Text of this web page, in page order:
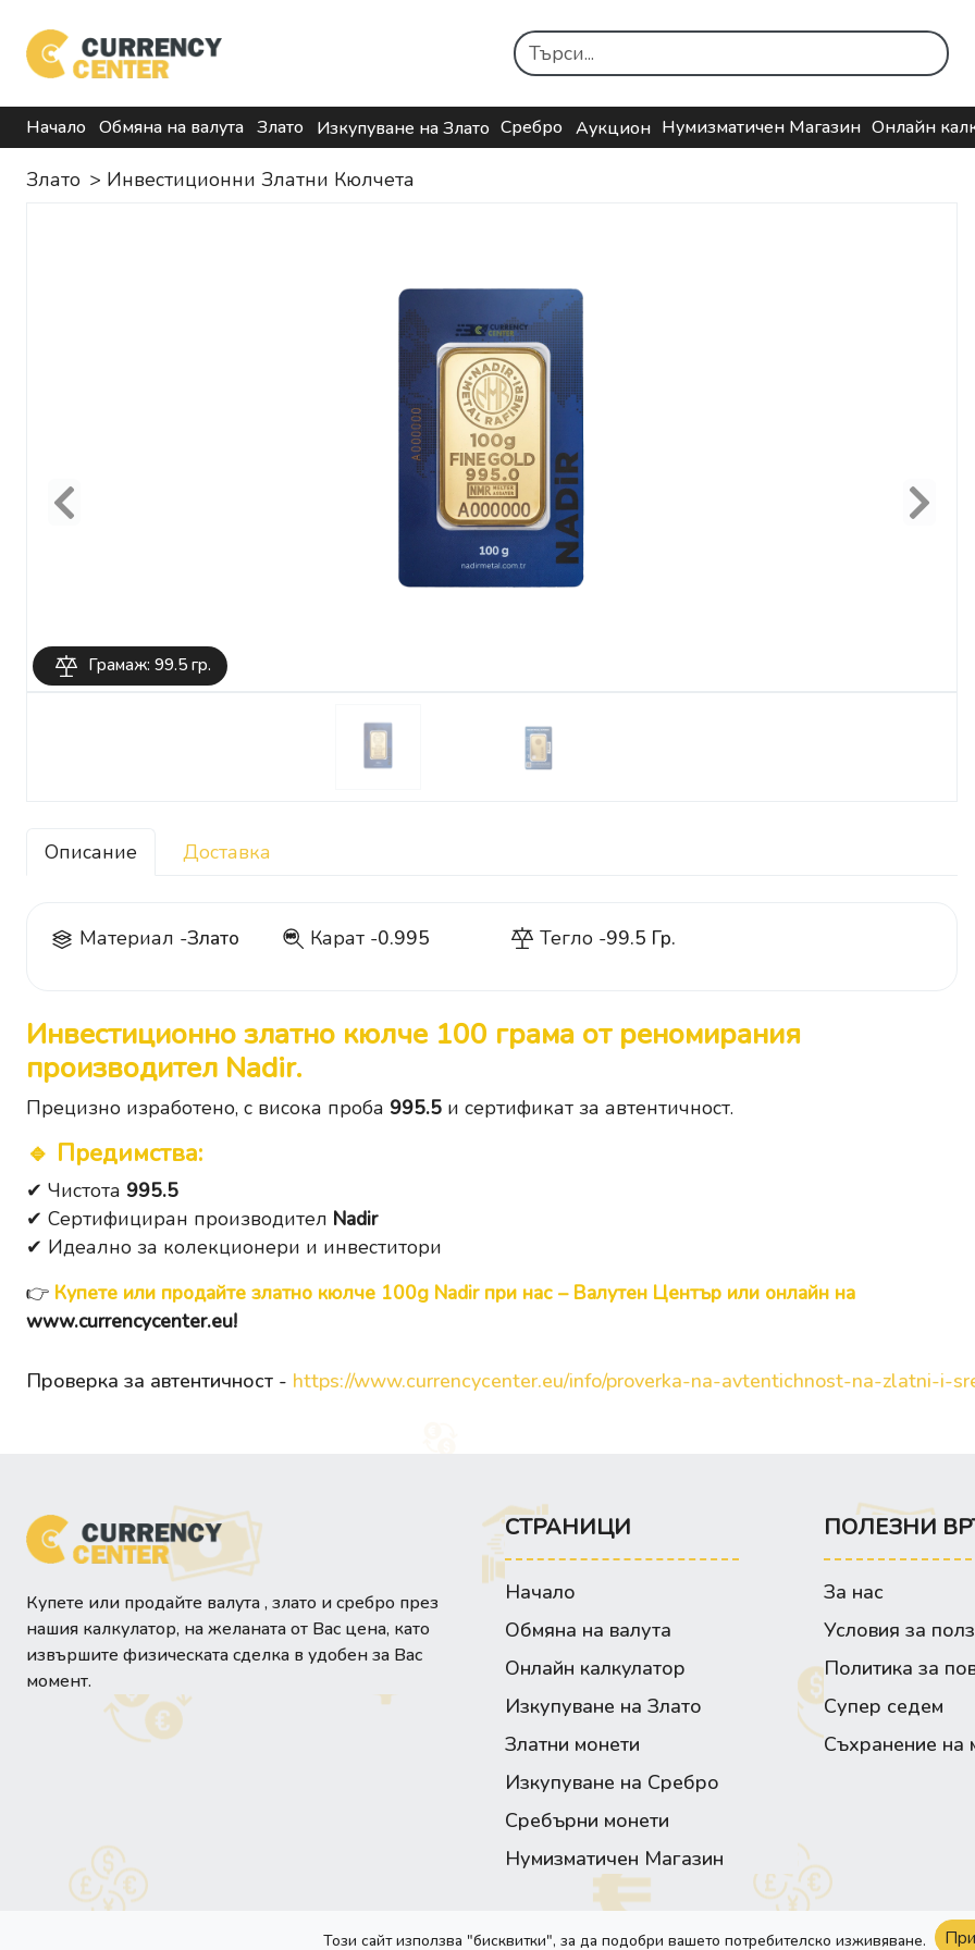
Начало Обмяна на валута Злато Изкупуване на Злато Сребро Аукцион Нумизматичен Магазин Онлайн
Злато > Инвестиционни Златни Кюлчета
Грамаж: 99.5 гр.
Previous Next
Описание Доставка
Материал -Злато 995 Карат -0.995 Тегло -99.5 Гр.
Инвестиционно златно кюлче 100 грама от реномирания
производител Nadir.
Прецизно изработено, с висока проба 995.5 и сертификат за автентичност.
🔹 Предимства:
✔ Чистота 995.5
✔ Сертифициран производител Nadir
✔ Идеално за колекционери и инвеститори
👉 Купете или продайте златно кюлче 100g Nadir при нас – Валутен Център или онлайн на
www.currencycenter.eu!
Проверка за автентичност - https://www.currencycenter.eu/info/proverka-na-avtentichnost-na-zlatni-i-
Купете или продайте валута , злато и сребро през
нашия калкулатор, на желаната от Вас цена, като
извършите физическата сделка в удобен за Вас
момент.
СТРАНИЦИ
Начало
Обмяна на валута
Онлайн калкулатор
Изкупуване на Злато
Златни монети
Изкупуване на Сребро
Сребърни монети
Нумизматичен Магазин
ПОЛЕЗНИ
За нас
Условия за
Политика за
Супер седем
Съхранение на
Сайта е изработен от:Webixty©
Този сайт използва "бисквитки", за да подобри вашето потребителско изживяване.